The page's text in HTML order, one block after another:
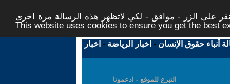
على الزر - موافق - لكي لاتظهر هذه الرسالة مرة اخرى -
This website uses cookies to ensure you get the best
أنباء حقوق الإنسان - اخبار الرياضة - اخبار
التبرع للموقع - ادعمونا